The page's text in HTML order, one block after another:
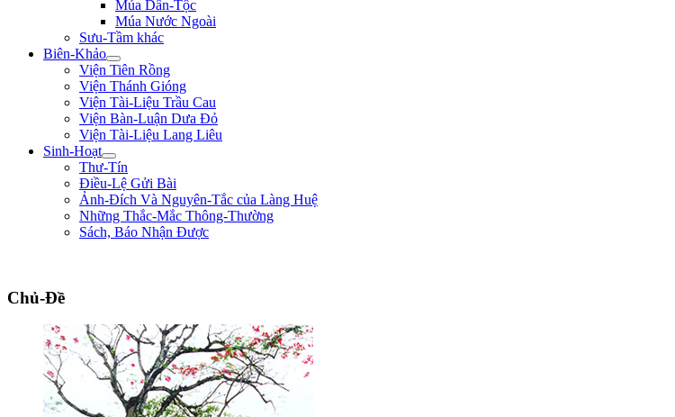
Múa Dân-Tộc
Múa Nước Ngoài
Sưu-Tầm khác
Biên-Khảo
Viện Tiên Rồng
Viện Thánh Gióng
Viện Tài-Liệu Trầu Cau
Viện Bàn-Luận Dưa Đỏ
Viện Tài-Liệu Lang Liêu
Sinh-Hoạt
Thư-Tín
Điều-Lệ Gửi Bài
Ảnh-Đích Và Nguyên-Tắc của Làng Huệ
Những Thắc-Mắc Thông-Thường
Sách, Báo Nhận Được
Chủ-Đề